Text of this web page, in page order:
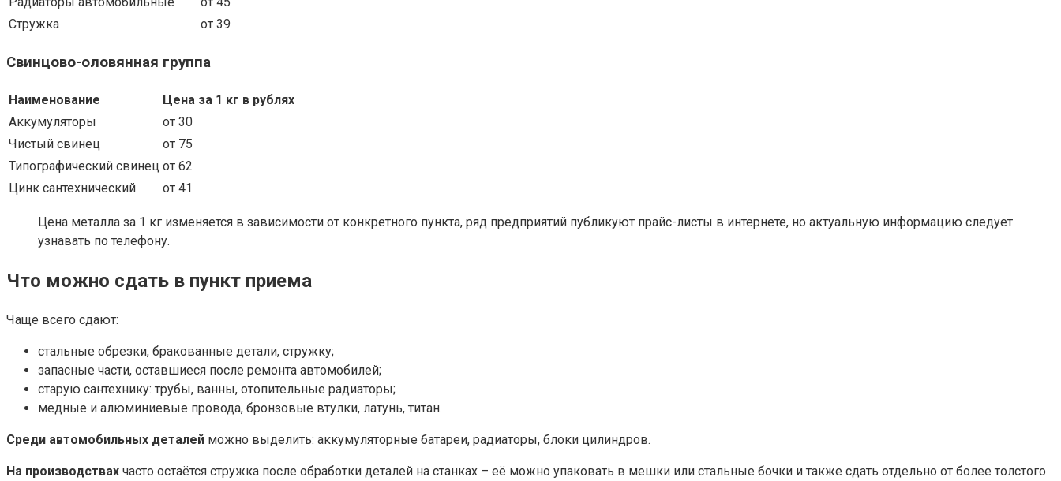
Стружка
от 39
Свинцово-оловянная группа
Наименование
Цена за 1 кг в рублях
Аккумуляторы
от 30
Чистый свинец
от 75
Типографический свинец от 62
Цинк сантехнический
от 41
Цена металла за 1 кг изменяется в зависимости от конкретного пункта, ряд предприятий публикуют прайс-листы в интернете, но актуальную информацию следует
узнавать по телефону.
Что можно сдать в пункт приема
Чаще всего сдают:
стальные обрезки, бракованные детали, стружку;
запасные части, оставшиеся после ремонта автомобилей;
старую сантехнику: трубы, ванны, отопительные радиаторы;
медные и алюминиевые провода, бронзовые втулки, латунь, титан.
Среди автомобильных деталей можно выделить: аккумуляторные батареи, радиаторы, блоки цилиндров.
На производствах часто остаётся стружка после обработки деталей на станках – её можно упаковать в мешки или стальные бочки и также сдать отдельно от более толстого